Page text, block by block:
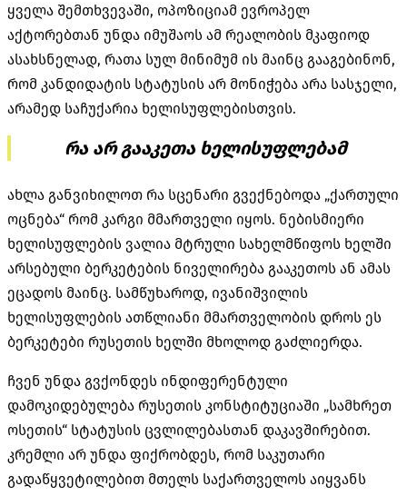
ყველა შემთხვევაში, ოპოზიციამ ევროპელ
აქტორებთან უნდა იმუშაოს ამ რეალობის მკაფიოდ
ასახსნელად, რათა სულ მინიმუმ ის მაინც გააგებინონ,
რომ კანდიდატის სტატუსის არ მონიჭება არა სასჯელი,
არამედ საჩუქარია ხელისუფლებისთვის.
რა არ გააკეთა ხელისუფლებამ
ახლა განვიხილოთ რა სცენარი გვექნებოდა „ქართული
ოცნება“ რომ კარგი მმართველი იყოს. ნებისმიერი
ხელისუფლების ვალია მტრული სახელმწიფოს ხელში
არსებული ბერკეტების ნიველირება გააკეთოს ან ამას
ეცადოს მაინც. სამწუხაროდ, ივანიშვილის
ხელისუფლების ათწლიანი მმართველობის დროს ეს
ბერკეტები რუსეთის ხელში მხოლოდ გაძლიერდა.
ჩვენ უნდა გვქონდეს ინდიფერენტული
დამოკიდებულება რუსეთის კონსტიტუციაში „სამხრეთ
ოსეთის“ სტატუსის ცვლილებასთან დაკავშირებით.
კრემლი არ უნდა ფიქრობდეს, რომ საკუთარი
გადაწყვეტილებით მთელს საქართველოს აიყვანს